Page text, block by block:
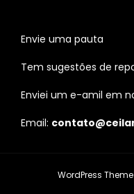
Envie uma pauta
Tem sugestões de
Enviei um e-amil em
Email:
WordPress Theme